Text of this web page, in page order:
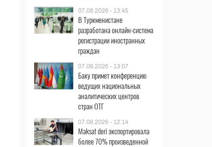
07.08.2026 - 13:45
В Туркменистане
разработана онлайн-система
регистрации иностранных
граждан
07.08.2026 - 13:07
Баку примет конференцию
ведущих национальных
аналитических центров
стран ОТГ
07.08.2026 - 12:14
Maksat deri экспортировала
более 70% произведенной